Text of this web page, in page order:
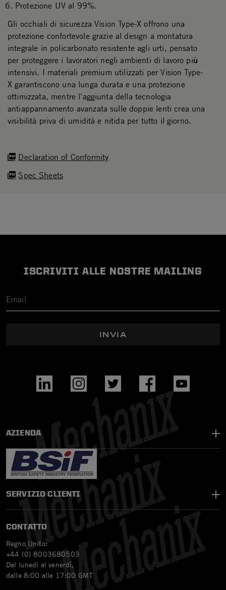
Protezione UV al 99%.
Declaration of Conformity
Spec Sheets
Gli occhiali di sicurezza Vision Type-X offrono una
protezione confortevole grazie al design a montatura
integrale in policarbonato resistente agli urti, pensato
per proteggere i lavoratori negli ambienti di lavoro più
intensivi. I materiali premium utilizzati per Vision Type-
X garantiscono una lunga durata e una protezione
ottimizzata, mentre l'aggiunta della tecnologia
antiappannamento avanzata sulle doppie lenti crea una
visibilità priva di umidità e nitida per tutto il giorno.
ISCRIVITI ALLE NOSTRE MAILING
INVIA
AZIENDA
SERVIZIO CLIENTI
CONTATTO
Regno Unito:
+44 (0) 8003680503
Dal lunedì al venerdì,
dalle 8:00 alle 17:00 GMT